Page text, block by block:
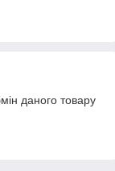
даного товару